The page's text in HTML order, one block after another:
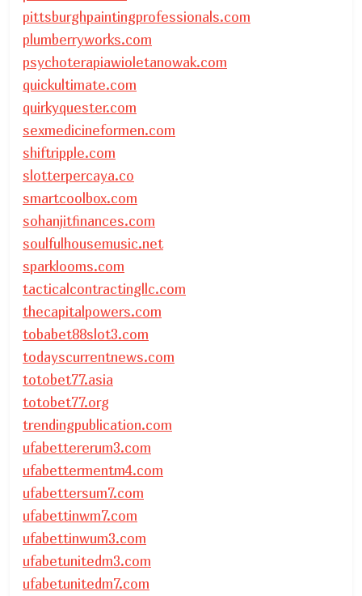
pittsburghpaintingprofessionals.com
plumberryworks.com
psychoterapiawioletanowak.com
quickultimate.com
quirkyquester.com
sexmedicineformen.com
shiftripple.com
slotterpercaya.co
smartcoolbox.com
sohanjitfinances.com
soulfulhousemusic.net
sparklooms.com
tacticalcontractingllc.com
thecapitalpowers.com
tobabet88slot3.com
todayscurrentnews.com
totobet77.asia
totobet77.org
trendingpublication.com
ufabettererum3.com
ufabettermentm4.com
ufabettersum7.com
ufabettinwm7.com
ufabettinwum3.com
ufabetunitedm3.com
ufabetunitedm7.com